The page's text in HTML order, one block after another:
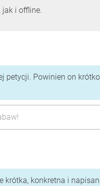
jak i offline.
petycji. Powinien on
krótka, konkretna i